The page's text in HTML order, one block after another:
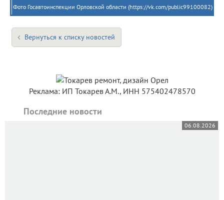
Фото Госавтоинспекции Орловской области (https://vk.com/public99100082)
Вернуться к списку новостей
Реклама: ИП Токарев А.М., ИНН 575402478570
Последние новости
06.08.2026